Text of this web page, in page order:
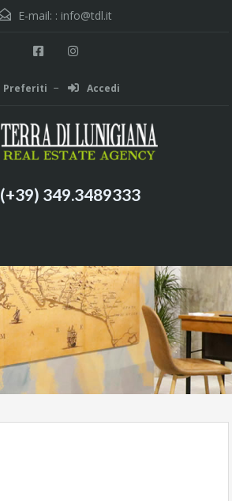
E-mail: : info@tdl.it
Preferiti Accedi
(+39) 349.3489333